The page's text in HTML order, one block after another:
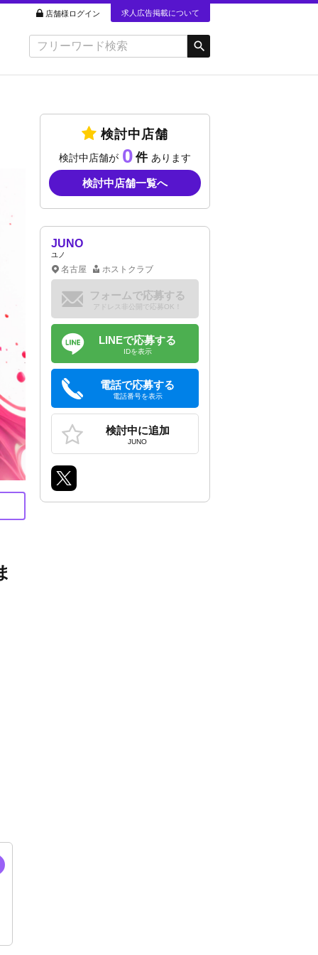
店舗様ログイン 求人広告掲載について
検討中店舗
検討中店舗が 0 あります
検討中店舗一覧へ
JUNO
ユノ
名古屋 ホストクラブ
フォームで応募する
アドレス非公開で応募OK！
LINEで応募する
IDを表示
電話で応募する
電話番号を表示
検討中に追加
JUNO